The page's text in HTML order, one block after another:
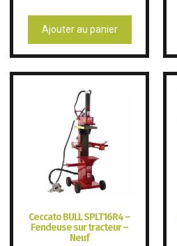
Ajouter au panier
Ceccato BULL SPLT16R4 –
Fendeuse sur tracteur –
Neuf